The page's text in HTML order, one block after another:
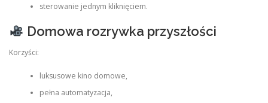
sterowanie jednym kliknięciem.
Domowa rozrywka przyszłości
Korzyści:
luksusowe kino domowe,
pełna automatyzacja,